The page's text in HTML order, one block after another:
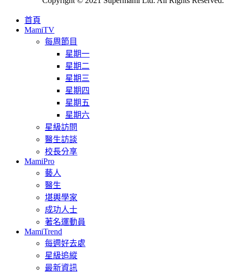
首頁
MamiTV
每周節目
星期一
星期二
星期三
星期四
星期五
星期六
星級訪問
醫生訪談
校長分享
MamiPro
藝人
醫生
堪輿學家
成功人士
著名運動員
MamiTrend
每週好去處
星級追縱
最新資訊